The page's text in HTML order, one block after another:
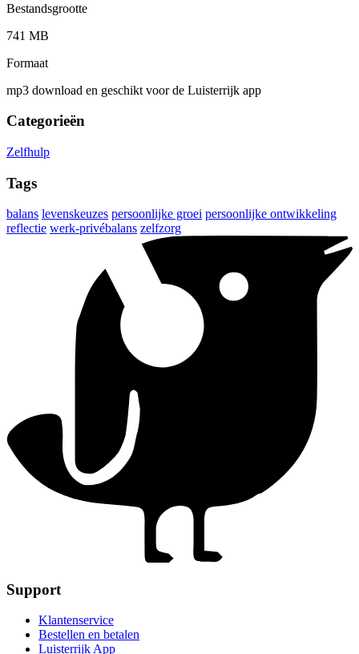
Bestandsgrootte
741 MB
Formaat
mp3 download en geschikt voor de Luisterrijk app
Categorieën
Zelfhulp
Tags
balans levenskeuzes persoonlijke groei persoonlijke ontwikkeling
reflectie werk-privébalans zelfzorg
Support
Klantenservice
Bestellen en betalen
Luisterrijk App